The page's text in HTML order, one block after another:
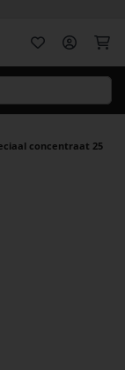
concentraat 25